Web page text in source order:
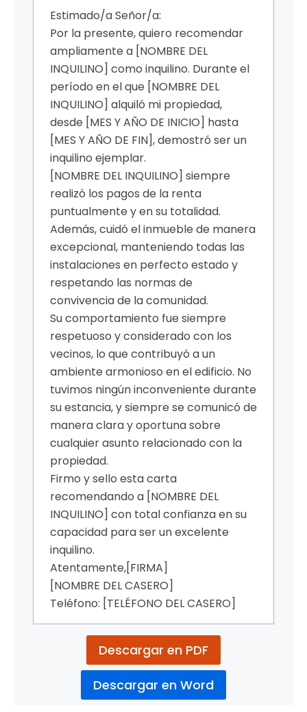
Estimado/a Señor/a:
Por la presente, quiero recomendar
ampliamente a [NOMBRE DEL
INQUILINO] como inquilino. Durante el
período en el que [NOMBRE DEL
INQUILINO] alquiló mi propiedad,
desde [MES Y AÑO DE INICIO] hasta
[MES Y AÑO DE FIN], demostró ser un
inquilino ejemplar.
[NOMBRE DEL INQUILINO] siempre
realizó los pagos de la renta
puntualmente y en su totalidad.
Además, cuidó el inmueble de manera
excepcional, manteniendo todas las
instalaciones en perfecto estado y
respetando las normas de
convivencia de la comunidad.
Su comportamiento fue siempre
respetuoso y considerado con los
vecinos, lo que contribuyó a un
ambiente armonioso en el edificio. No
tuvimos ningún inconveniente durante
su estancia, y siempre se comunicó de
manera clara y oportuna sobre
cualquier asunto relacionado con la
propiedad.
Firmo y sello esta carta
recomendando a [NOMBRE DEL
INQUILINO] con total confianza en su
capacidad para ser un excelente
inquilino.
Atentamente,[FIRMA]
[NOMBRE DEL CASERO]
Teléfono: [TELÉFONO DEL CASERO]
Descargar en PDF
Descargar en Word